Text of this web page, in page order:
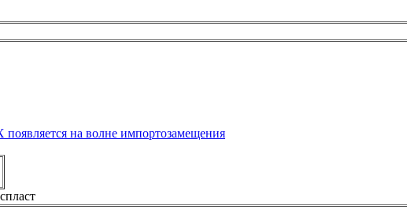
на волне импортозамещения